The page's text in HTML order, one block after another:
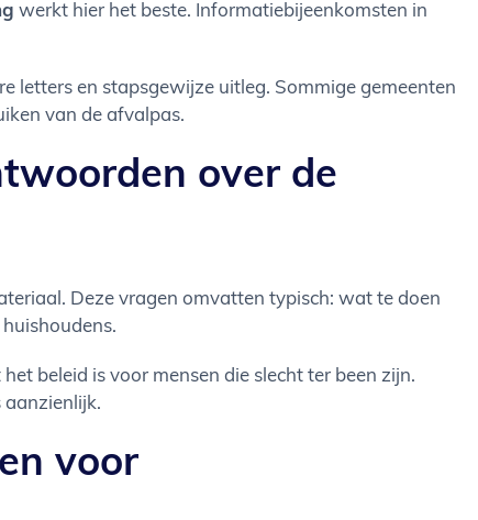
werkt hier het beste. Informatiebijeenkomsten in
letters en stapsgewijze uitleg. Sommige gemeenten
van de afvalpas.
over de
Deze vragen omvatten typisch: wat te doen
beleid is voor mensen die slecht ter been zijn.
aanzienlijk.
voor